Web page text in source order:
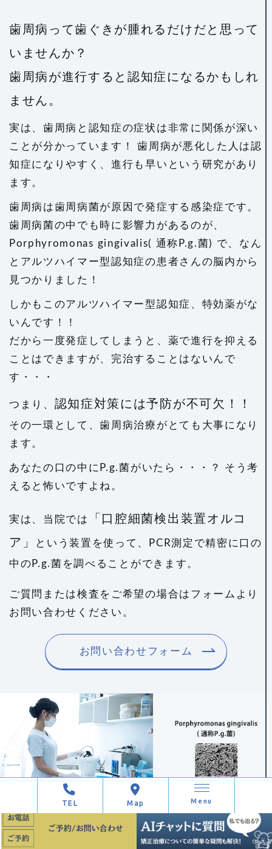
歯周病って歯ぐきが腫れるだけだと思って
いませんか？
歯周病が進行すると認知症になるかもしれ
ません。
実は、歯周病と認知症の症状は非常に関係が深い
ことが分かっています！
歯周病が悪化した人は認
知症になりやすく、進行も早いという研究があり
ます。
歯周病は歯周病菌が原因で発症する感染症です。
歯周病菌の中でも時に影響力があるのが、
Porphyromonas gingivalis( 通称P.g.菌) で、 なん
とアルツハイマー型認知症の患者さんの脳内から
見つかりました！
しかもこのアルツハイマー型認知症、特効薬がな
いんです！！
だから一度発症してしまうと、薬で進行を抑える
ことはできますが、完治することはないんで
す・・・
つまり、 認知症対策には予防が不可欠！！
その一環として、歯周病治療がとても大事になり
ます。
あなたの口の中にP.g.菌がいたら・・・？ そう考
えると怖いですよね。
実は、当院では
「口腔細菌検出装置オルコ
ア」
という装置を使って、PCR測定で精密に口の
中のP.g.菌を調べることができます。
ご質問または検査をご希望の場合はフォームより
お問い合わせください。
お問い合わせフォーム
TEL Map Menu